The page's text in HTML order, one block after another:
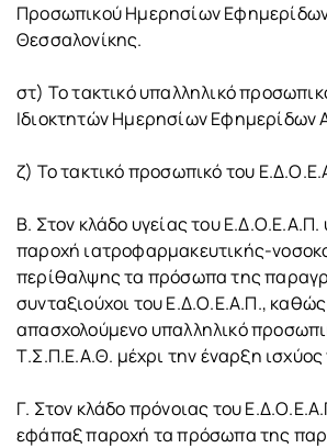
Προσωπικού Ημερησίων
Θεσσαλονίκης.
στ) Το τακτικό υπαλληλικό
Ιδιοκτητών Ημερησίων Εφημερίδων
ζ) Το τακτικό προσωπικό του
Β. Στον κλάδο υγείας του Ε.Δ.Ο.Ε.Α.Π.
παροχή ιατροφαρμακευτικής-
περίθαλψης τα πρόσωπα της
συνταξιούχοι του Ε.Δ.Ο.Ε.Α.Π., καθώς
απασχολούμενο υπαλληλικό
Τ.Σ.Π.Ε.Α.Θ. μέχρι την έναρξη
Γ. Στον κλάδο πρόνοιας του
εφάπαξ παροχή τα πρόσωπα της